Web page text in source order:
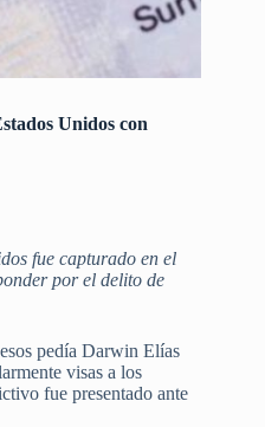
Unidos con
fue capturado en el
por el delito de
pedía Darwin Elías
visas a los
fue presentado ante